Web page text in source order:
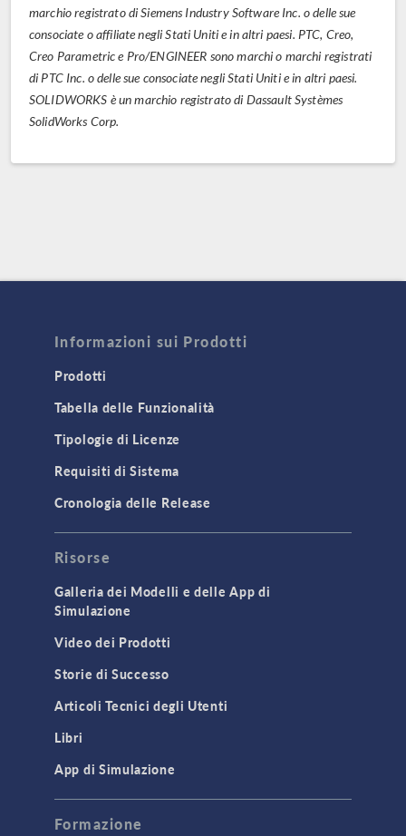
marchio registrato di Siemens Industry Software Inc. o delle sue
consociate o affiliate negli Stati Uniti e in altri paesi. PTC, Creo,
Creo Parametric e Pro/ENGINEER sono marchi o marchi registrati
di PTC Inc. o delle sue consociate negli Stati Uniti e in altri paesi.
SOLIDWORKS è un marchio registrato di Dassault Systèmes
SolidWorks Corp.
Informazioni sui Prodotti
Prodotti
Tabella delle Funzionalità
Tipologie di Licenze
Requisiti di Sistema
Cronologia delle Release
Risorse
Galleria dei Modelli e delle App di
Simulazione
Video dei Prodotti
Storie di Successo
Articoli Tecnici degli Utenti
Libri
App di Simulazione
Formazione